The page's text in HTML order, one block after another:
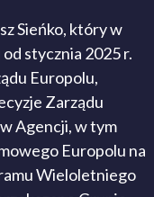
Sieńko, który w
stycznia 2025 r.
Europolu,
Zarządu
Agencji, w tym
Europolu na
Wieloletniego